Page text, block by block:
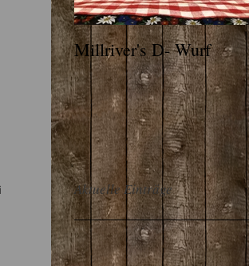
Millriver's D- Wurf
Aktuelle Einträge